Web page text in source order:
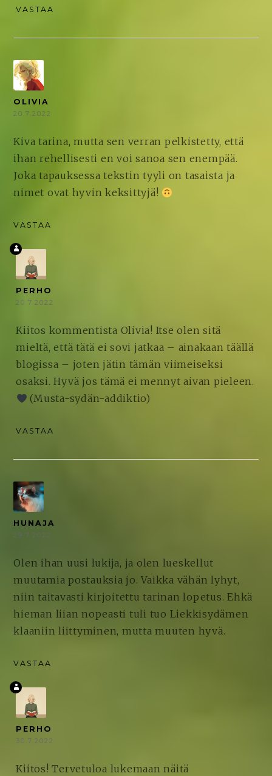
VASTAA
OLIVIA
20.7.2022
Kiva tarina, mutta sen verran pelkistetty, että
ihan rehellisesti en voi sanoa sen enempää.
Joka tapauksessa tekstin tyyli on tasaista ja
nimet ovat hyvin keksittyjä!
VASTAA
PERHO
20.7.2022
Kiitos kommentista Olivia! Itse olen sitä
mieltä, että tätä ei sovi jatkaa – ainakaan täällä
blogissa – joten jätin tämän viimeiseksi
osaksi. Hyvä jos tämä ei mennyt aivan pieleen.
(Musta-sydän-addiktio)
VASTAA
HUNAJA
29.7.2022
Olen ihan uusi lukija, ja olen lueskellut
muutamia postauksia jo. Vaikka vähän lyhyt,
niin taitavasti kirjoitettu tarinan lopetus. Ehkä
hieman liian nopeasti tuli tuo Liekkisydämen
klaaniin liittyminen, mutta muuten hyvä.
VASTAA
PERHO
30.7.2022
Kiitos! Tervetuloa lukemaan näitä